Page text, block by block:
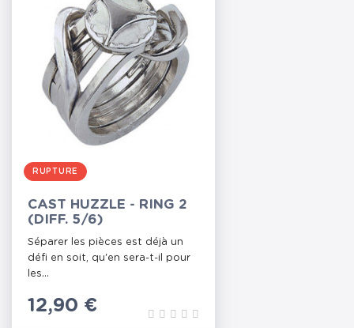
RUPTURE
CAST HUZZLE - RING 2
(DIFF. 5/6)
Séparer les pièces est déjà un
défi en soit, qu'en sera-t-il pour
les...
Prix
12,90 €